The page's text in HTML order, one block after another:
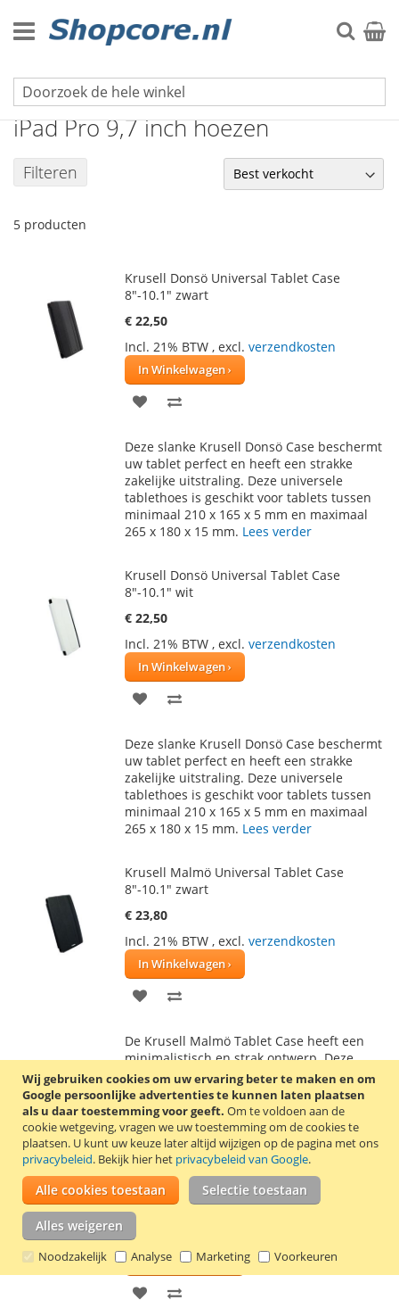
Wij gebruiken cookies om uw ervaring beter te maken en om
Google persoonlijke advertenties te kunnen laten plaatsen
als u daar toestemming voor geeft. Om te voldoen aan de
cookie wetgeving, vragen we uw toestemming om de cookies te
plaatsen. U kunt uw keuze later altijd wijzigen op de pagina met ons
privacybeleid. Bekijk hier het privacybeleid van Google.
Alle cookies toestaan Selectie toestaan
Alles weigeren
Noodzakelijk Analyse Marketing Voorkeuren
naar
de
Zoek
iPad hoezen
iPad Pro 9,7 inch hoezen
Filteren
5 producten
Krusell Donsö Universal Tablet Case
8"-10.1" zwart
€ 22,50
Incl. 21% BTW , excl. verzendkosten
In Winkelwagen
VOEG
AAN
VERLANGLIJST
TE
VERGELIJKEN
Deze slanke Krusell Donsö Case beschermt
uw tablet perfect en heeft een strakke
zakelijke uitstraling. Deze universele
tablethoes is geschikt voor tablets tussen
minimaal 210 x 165 x 5 mm en maximaal
265 x 180 x 15 mm. Lees verder
Krusell Donsö Universal Tablet Case
8"-10.1" wit
€ 22,50
Incl. 21% BTW , excl. verzendkosten
In Winkelwagen
VOEG
AAN
VERLANGLIJST
TE
VERGELIJKEN
Deze slanke Krusell Donsö Case beschermt
uw tablet perfect en heeft een strakke
zakelijke uitstraling. Deze universele
tablethoes is geschikt voor tablets tussen
minimaal 210 x 165 x 5 mm en maximaal
265 x 180 x 15 mm. Lees verder
Krusell Malmö Universal Tablet Case
8"-10.1" zwart
€ 23,80
Incl. 21% BTW , excl. verzendkosten
In Winkelwagen
VOEG
AAN
VERLANGLIJST
TE
VERGELIJKEN
De Krusell Malmö Tablet Case heeft een
minimalistisch en strak ontwerp. Deze
universele tablethoes is geschikt voor
tablets tussen minimaal 210 x 165 x 5 mm
en maximaal 265 x 180 x 15 mm.Lees
verder
Krusell Malmö Universal Tablet Case
8"-10.1" wIt
€ 23,80
Incl. 21% BTW
In Winkelwagen
VOEG